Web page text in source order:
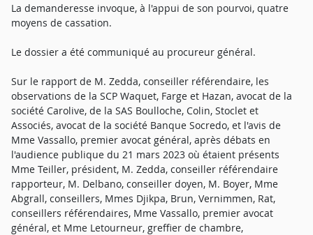
La demanderesse invoque, à l'appui de son pourvoi, quatre
moyens de cassation.
Le dossier a été communiqué au procureur général.
Sur le rapport de M. Zedda, conseiller référendaire, les
observations de la SCP Waquet, Farge et Hazan, avocat de la
société Carolive, de la SAS Boulloche, Colin, Stoclet et
Associés, avocat de la société Banque Socredo, et l'avis de
Mme Vassallo, premier avocat général, après débats en
l'audience publique du 21 mars 2023 où étaient présents
Mme Teiller, président, M. Zedda, conseiller référendaire
rapporteur, M. Delbano, conseiller doyen, M. Boyer, Mme
Abgrall, conseillers, Mmes Djikpa, Brun, Vernimmen, Rat,
conseillers référendaires, Mme Vassallo, premier avocat
général, et Mme Letourneur, greffier de chambre,